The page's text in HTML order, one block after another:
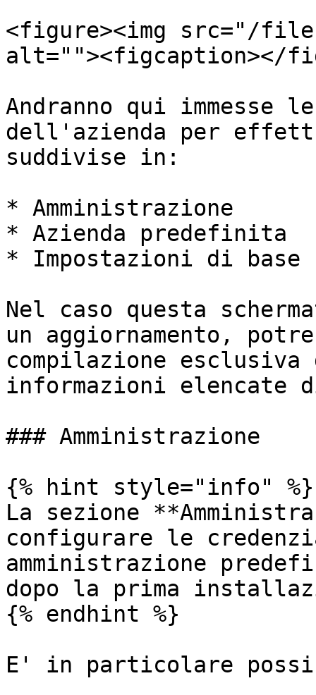
<figure><img src="/files/
alt=""><figcaption></
Andranno qui immesse
dell'azienda per
suddivise in:
* Amministrazione
* Azienda predefinita
* Impostazioni di base
Nel caso questa
un aggiornamento,
compilazione
informazioni elencate
### Amministrazione
{% hint style="info" %}
La sezione
configurare le
amministrazione
dopo la prima
{% endhint %}
E' in particolare